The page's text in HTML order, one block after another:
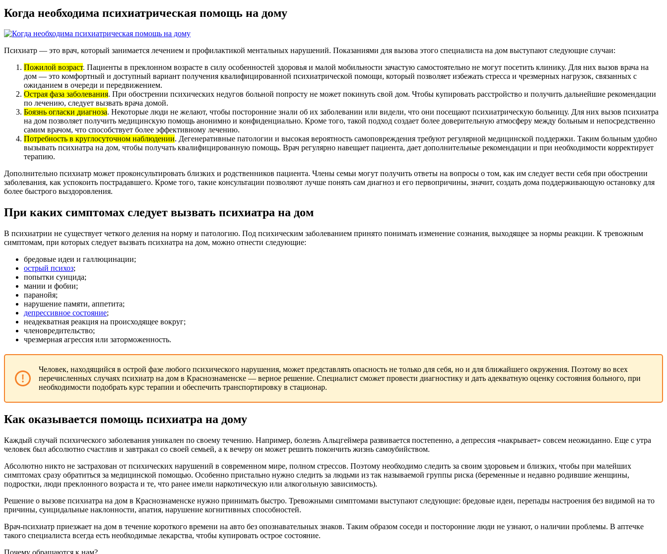
Когда необходима психиатрическая помощь на дому
Психиатр — это врач, который занимается лечением и профилактикой ментальных нарушений. Показаниями для вызова этого специалиста на дом выступают следующие случаи:
Пожилой возраст. Пациенты в преклонном возрасте в силу особенностей здоровья и малой мобильности зачастую самостоятельно не могут посетить клинику. Для них вызов врача на
дом — это комфортный и доступный вариант получения квалифицированной психиатрической помощи, который позволяет избежать стресса и чрезмерных нагрузок, связанных с
ожиданием в очереди и передвижением.
Острая фаза заболевания. При обострении психических недугов больной попросту не может покинуть свой дом. Чтобы купировать расстройство и получить дальнейшие рекомендации
по лечению, следует вызвать врача домой.
Боязнь огласки диагноза. Некоторые люди не желают, чтобы посторонние знали об их заболевании или видели, что они посещают психиатрическую больницу. Для них вызов психиатра
на дом позволяет получить медицинскую помощь анонимно и конфиденциально. Кроме того, такой подход создает более доверительную атмосферу между больным и непосредственно
самим врачом, что способствует более эффективному лечению.
Потребность в круглосуточном наблюдении. Дегенеративные патологии и высокая вероятность самоповреждения требуют регулярной медицинской поддержки. Таким больным удобно
вызывать психиатра на дом, чтобы получать квалифицированную помощь. Врач регулярно навещает пациента, дает дополнительные рекомендации и при необходимости корректирует
терапию.
Дополнительно психиатр может проконсультировать близких и родственников пациента. Члены семьи могут получить ответы на вопросы о том, как им следует вести себя при обострении
заболевания, как успокоить пострадавшего. Кроме того, такие консультации позволяют лучше понять сам диагноз и его первопричины, значит, создать дома поддерживающую остановку для
более быстрого выздоровления.
При каких симптомах следует вызвать психиатра на дом
В психиатрии не существует четкого деления на норму и патологию. Под психическим заболеванием принято понимать изменение сознания, выходящее за нормы реакции. К тревожным
симптомам, при которых следует вызвать психиатра на дом, можно отнести следующие:
бредовые идеи и галлюцинации;
острый психоз;
попытки суицида;
мании и фобии;
паранойя;
нарушение памяти, аппетита;
депрессивное состояние;
неадекватная реакция на происходящее вокруг;
членовредительство;
чрезмерная агрессия или заторможенность.
Человек, находящийся в острой фазе любого психического нарушения, может представлять опасность не только для себя, но и для ближайшего окружения. Поэтому во всех
перечисленных случаях психиатр на дом в Краснознаменске — верное решение. Специалист сможет провести диагностику и дать адекватную оценку состояния больного, при
необходимости подобрать курс терапии и обеспечить транспортировку в стационар.
Как оказывается помощь психиатра на дому
Каждый случай психического заболевания уникален по своему течению. Например, болезнь Альцгеймера развивается постепенно, а депрессия «накрывает» совсем неожиданно. Еще с утра
человек был абсолютно счастлив и завтракал со своей семьей, а к вечеру он может решить покончить жизнь самоубийством.
Абсолютно никто не застрахован от психических нарушений в современном мире, полном стрессов. Поэтому необходимо следить за своим здоровьем и близких, чтобы при малейших
симптомах сразу обратиться за медицинской помощью. Особенно пристально нужно следить за людьми из так называемой группы риска (беременные и недавно родившие женщины,
подростки, люди преклонного возраста и те, что ранее имели наркотическую или алкогольную зависимость).
Решение о вызове психиатра на дом в Краснознаменске нужно принимать быстро. Тревожными симптомами выступают следующие: бредовые идеи, перепады настроения без видимой на то
причины, суицидальные наклонности, апатия, нарушение когнитивных способностей.
Врач-психиатр приезжает на дом в течение короткого времени на авто без опознавательных знаков. Таким образом соседи и посторонние люди не узнают, о наличии проблемы. В аптечке
такого специалиста всегда есть необходимые лекарства, чтобы купировать острое состояние.